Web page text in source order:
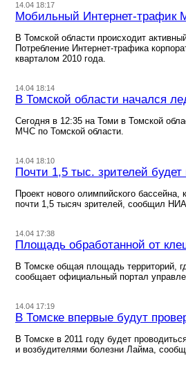
14.04 18:17
Мобильный Интернет-трафик
В Томской области происходит
Потребление Интернет-трафика
кварталом 2010 года.
14.04 18:14
В Томской области начался
Сегодня в 12:35 на Томи в Томской
МЧС по Томской области.
14.04 18:10
Почти 1,5 тыс. зрителей
Проект нового олимпийского
почти 1,5 тысяч зрителей, сообщил
14.04 17:38
Площадь обработанной от
В Томске общая площадь территорий,
сообщает официальный портал
14.04 17:19
В Томске впервые будут
В Томске в 2011 году будет
и возбудителями болезни Лайма,